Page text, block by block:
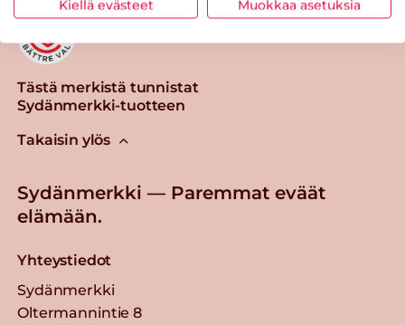
Tästä merkistä tunnistat
Sydänmerkki-tuotteen
Takaisin ylös
Sydänmerkki — Paremmat eväät
elämään.
Yhteystiedot
Sydänmerkki
Oltermannintie 8
Kiellä evästeet Muokkaa asetuksia